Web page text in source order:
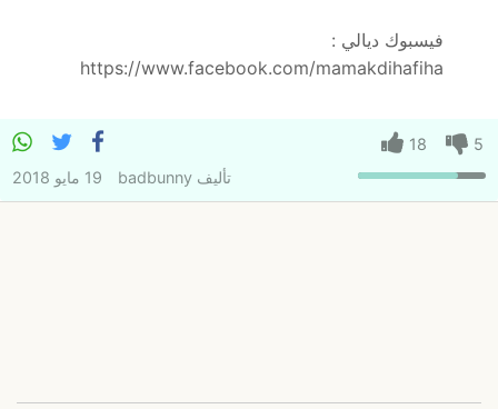
فيسبوك ديالي :
https://www.facebook.com/mamakdihafiha
5
18
تأليفbadbunny 19 مايو 2018